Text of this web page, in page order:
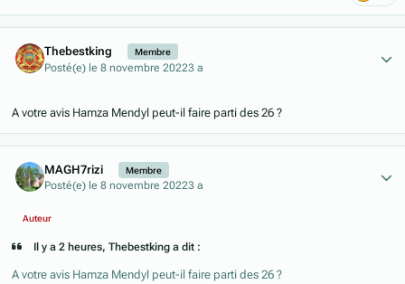
Thebestking Membre
Posté(e) le 8 novembre 20223 a
A votre avis Hamza Mendyl peut-il faire parti des 26 ?
MAGH7rizi Membre
Posté(e) le 8 novembre 20223 a
Auteur
Il y a 2 heures, Thebestking a dit :
A votre avis Hamza Mendyl peut-il faire parti des 26 ?